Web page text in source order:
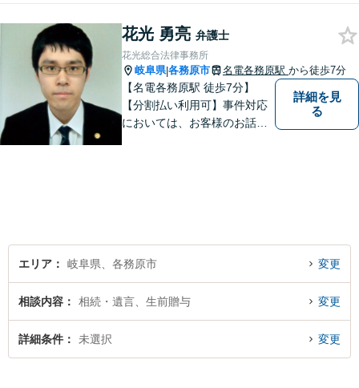
花光 勇亮 弁護士
花光総合法律事務所
岐阜県|各務原市 名電各務原駅 から徒歩7分
【名電各務原駅 徒歩7分】
【分割払い利用可】事件対応
においては、お客様のお話を
詳細を見
る
エリア 岐阜県、各務原市 変更
相談内容 相続・遺言、生前贈与 変更
詳細条件 未選択 変更